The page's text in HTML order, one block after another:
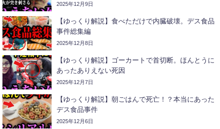
2025年12月9日
【ゆっくり解説】食べただけで内臓破壊。デス食品
事件総集編
2025年12月8日
【ゆっくり解説】ゴーカートで首切断。ほんとうに
あったありえない死因
2025年12月7日
【ゆっくり解説】朝ごはんで死亡！？本当にあった
デス食品事件
2025年12月6日